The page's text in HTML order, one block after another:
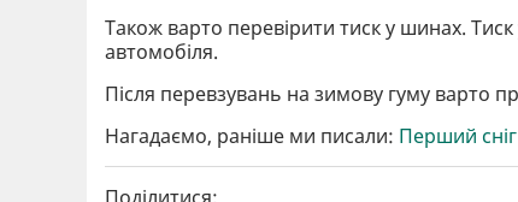
Також варто перевірити тиск у шинах.
автомобіля.
Після перевзувань на зимову гуму варто
Нагадаємо, раніше ми писали: Перший